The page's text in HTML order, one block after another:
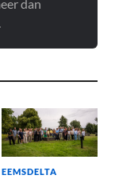
dan
EEMSDELTA